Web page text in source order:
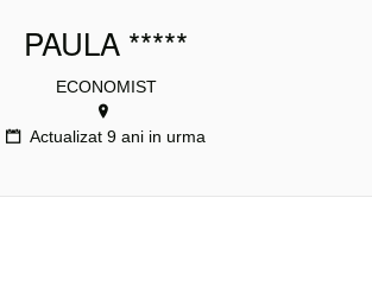
PAULA *****
ECONOMIST
Actualizat 9 ani in urma